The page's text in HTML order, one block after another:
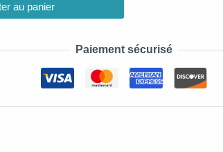
au panier
Paiement sécurisé